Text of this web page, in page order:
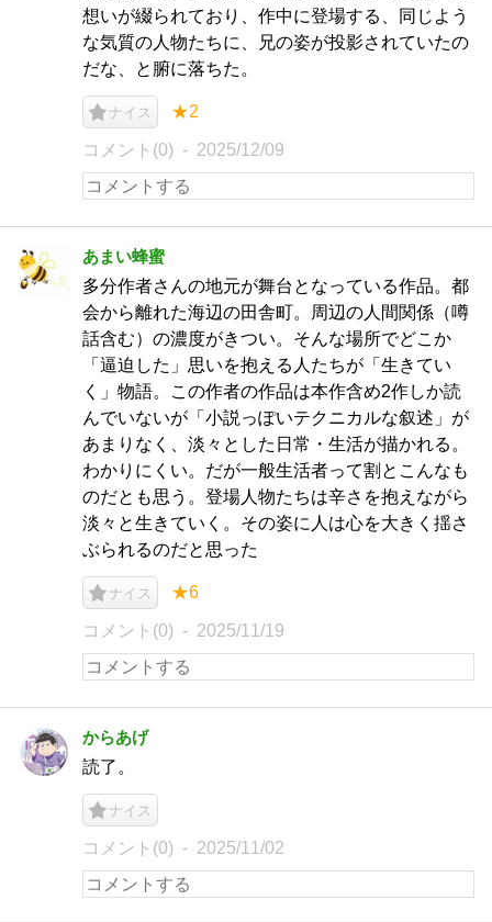
想いが綴られており、作中に登場する、同じよう
な気質の人物たちに、兄の姿が投影されていたの
だな、と腑に落ちた。
ナイス ★2
コメント(0) 2025/12/09
あまい蜂蜜
多分作者さんの地元が舞台となっている作品。都
会から離れた海辺の田舎町。周辺の人間関係（噂
話含む）の濃度がきつい。そんな場所でどこか
「逼迫した」思いを抱える人たちが「生きてい
く」物語。この作者の作品は本作含め2作しか読
んでいないが「小説っぽいテクニカルな叙述」が
あまりなく、淡々とした日常・生活が描かれる。
わかりにくい。だが一般生活者って割とこんなも
のだとも思う。登場人物たちは辛さを抱えながら
淡々と生きていく。その姿に人は心を大きく揺さ
ぶられるのだと思った
ナイス ★6
コメント(0) 2025/11/19
からあげ
読了。
ナイス
コメント(0) 2025/11/02